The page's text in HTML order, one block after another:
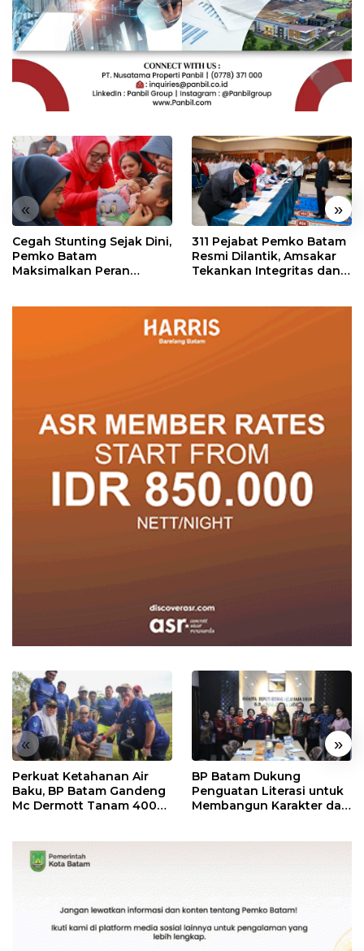
« »
Cegah Stunting Sejak Dini,
Pemko Batam
Maksimalkan Peran
311 Pejabat Pemko Batam
Resmi Dilantik, Amsakar
Tekankan Integritas dan
« »
Perkuat Ketahanan Air
Baku, BP Batam Gandeng
Mc Dermott Tanam 400
BP Batam Dukung
Penguatan Literasi untuk
Membangun Karakter dan